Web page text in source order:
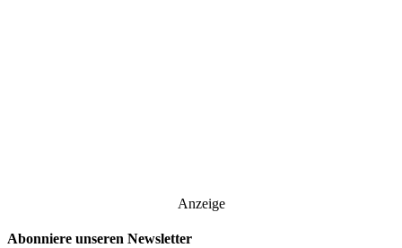
Anzeige
Abonniere unseren Newsletter